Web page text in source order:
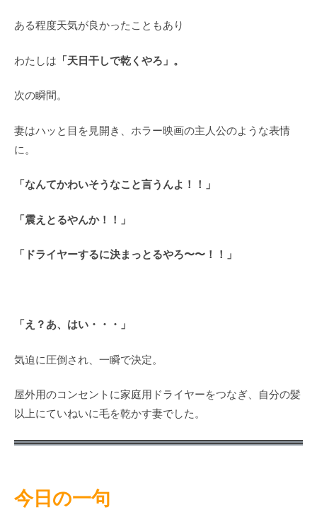
ある程度天気が良かったこともあり
わたしは 「天日干しで乾くやろ」。
次の瞬間。
妻はハッと目を見開き、ホラー映画の主人公のような表情
に。
「なんてかわいそうなこと言うんよ！！」
「震えとるやんか！！」
「ドライヤーするに決まっとるやろ〜〜！！」
「え？あ、はい・・・」
気迫に圧倒され、一瞬で決定。
屋外用のコンセントに家庭用ドライヤーをつなぎ、自分の髪
以上にていねいに毛を乾かす妻でした。
今日の一句